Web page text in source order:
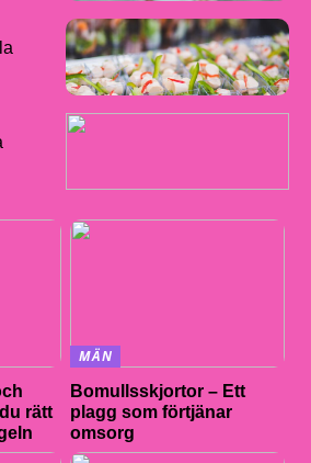
rätt
MÄN
Bomullsskjortor – Ett
plagg som förtjänar
omsorg